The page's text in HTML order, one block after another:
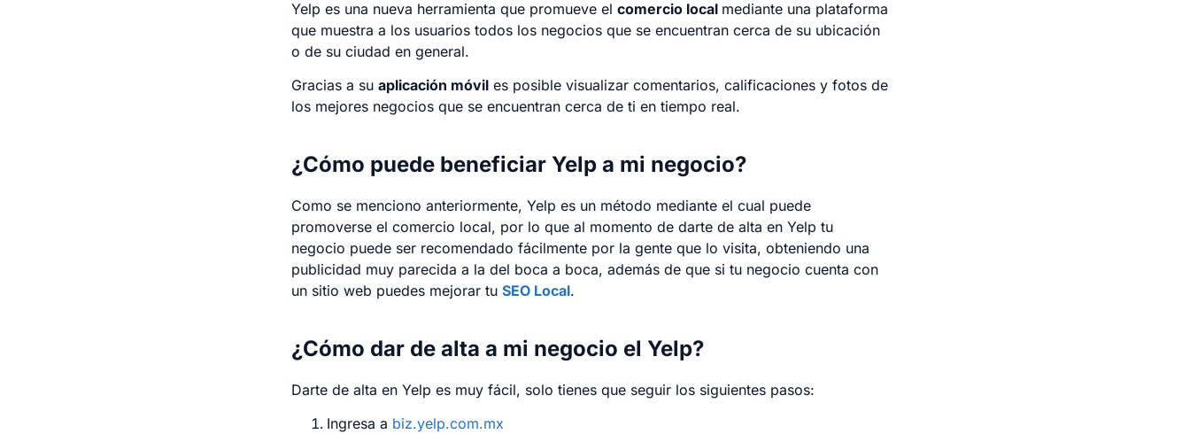
Yelp es una nueva herramienta que promueve elcomercio local mediante una plataforma
que muestra a los usuarios todos los negocios que se encuentran cerca de su ubicación
o de su ciudad en general.
Gracias a suaplicación móvil es posible visualizar comentarios, calificaciones y fotos de
los mejores negocios que se encuentran cerca de ti en tiempo real.
¿Cómo puede beneficiar Yelp a mi negocio?
Como se menciono anteriormente, Yelp es un método mediante el cual puede
promoverse el comercio local, por lo que al momento de darte de alta en Yelp tu
negocio puede ser recomendado fácilmente por la gente que lo visita, obteniendo una
publicidad muy parecida a la del boca a boca, además de que si tu negocio cuenta con
un sitio web puedes mejorar tuSEO Local.
¿Cómo dar de alta a mi negocio el Yelp?
Darte de alta en Yelp es muy fácil, solo tienes que seguir los siguientes pasos:
Ingresa a biz.yelp.com.mx